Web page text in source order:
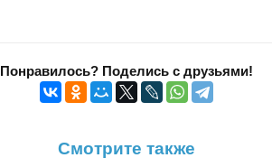
Понравилось? Поделись с друзьями!
Смотрите также